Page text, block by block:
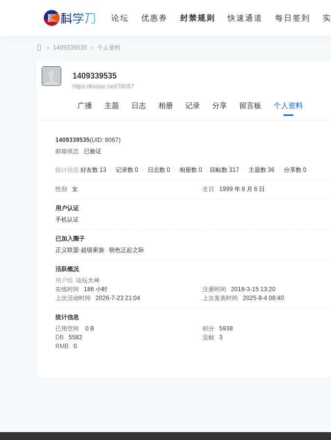
论坛 优惠券 封禁规则 快速通道 每日签到
› 1409339535 › 个人资料
1409339535
https://kxdao.net/?8067
广播 主题 日志 相册 记录 分享 留言板 个人资料
1409339535(UID: 8067)
邮箱状态
已验证
统计信息 好友数 13 记录数 0 日志数 0 相册数 0 回帖数 317 主题数 36 分享数 0
性别 女 生日 1999 年 8 月 6 日
用户认证
手机认证
已加入圈子
正义联盟-超级家族
朝色泛起之际
活跃概况
用户组 论坛大神
在线时间
186 小时 注册时间 2018-3-15 13:20
上次活动时间
2026-7-23 21:04 上次发表时间 2025-9-4 08:40
统计信息
已用空间
0 B 积分 5938
DB
5582 贡献 3
RMB
0